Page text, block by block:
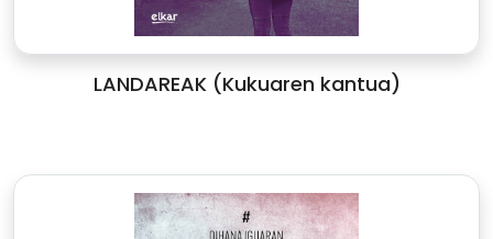
LANDAREAK (Kukuaren kantua)